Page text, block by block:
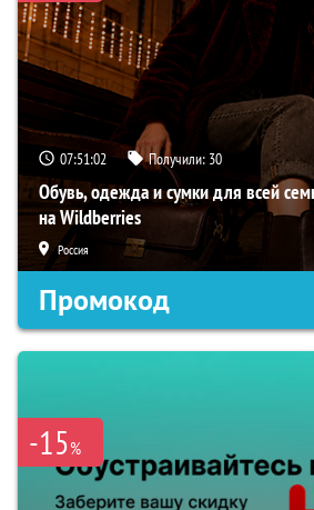
07:51:01 Получили: 30
Обувь, одежда и сумки для всей
на Wildberries
Россия
Промокод
-15%